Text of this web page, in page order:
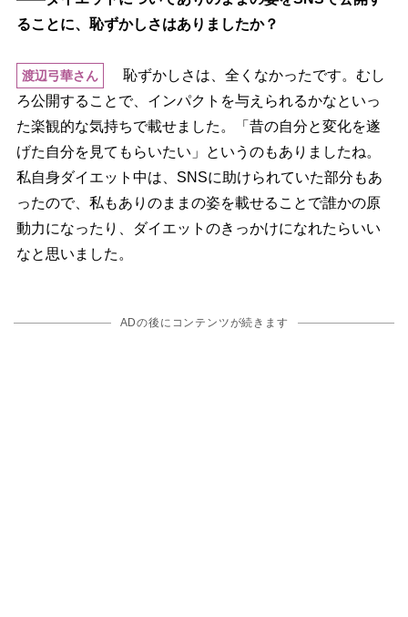
ることに、恥ずかしさはありましたか？
渡辺弓華さん
恥ずかしさは、全くなかったです。むし
ろ公開することで、インパクトを与えられるかなといっ
た楽観的な気持ちで載せました。「昔の自分と変化を遂
げた自分を見てもらいたい」というのもありましたね。
私自身ダイエット中は、SNSに助けられていた部分もあ
ったので、私もありのままの姿を載せることで誰かの原
動力になったり、ダイエットのきっかけになれたらいい
なと思いました。
ADの後にコンテンツが続きます